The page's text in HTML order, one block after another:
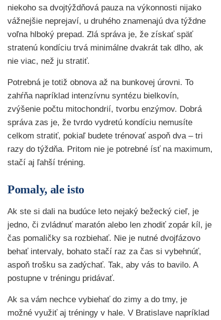
niekoho sa dvojtýždňová pauza na výkonnosti nijako
vážnejšie neprejaví, u druhého znamenajú dva týždne
voľna hlboký prepad. Zlá správa je, že získať späť
stratenú kondíciu trvá minimálne dvakrát tak dlho, ak
nie viac, než ju stratiť.
Potrebná je totiž obnova až na bunkovej úrovni. To
zahŕňa napríklad intenzívnu syntézu bielkovín,
zvýšenie počtu mitochondrií, tvorbu enzýmov. Dobrá
správa zas je, že tvrdo vydretú kondíciu nemusíte
celkom stratiť, pokiaľ budete trénovať aspoň dva – tri
razy do týždňa. Pritom nie je potrebné ísť na maximum,
stačí aj ľahší tréning.
Pomaly, ale isto
Ak ste si dali na budúce leto nejaký bežecký cieľ, je
jedno, či zvládnuť maratón alebo len zhodiť zopár kíl, je
čas pomaličky sa rozbiehať. Nie je nutné dvojfázovo
behať intervaly, bohato stačí raz za čas si vybehnúť,
aspoň trošku sa zadýchať. Tak, aby vás to bavilo. A
postupne v tréningu pridávať.
Ak sa vám nechce vybiehať do zimy a do tmy, je
možné využiť aj tréningy v hale. V Bratislave napríklad